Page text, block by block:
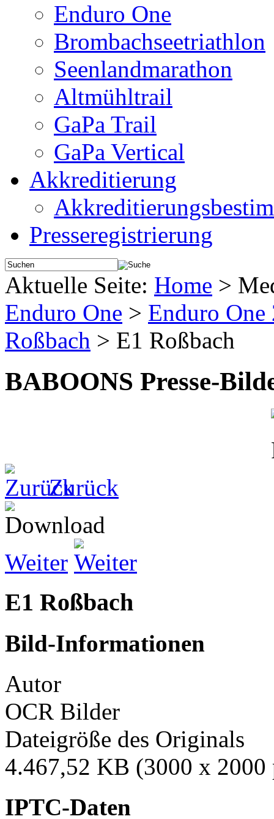
Enduro One
Brombachseetriathlon
Seenlandmarathon
Altmühltrail
GaPa Trail
GaPa Vertical
Akkreditierung
Presseregistrierung
Aktuelle Seite: Home >
Enduro One > Enduro One
Roßbach > E1 Roßbach
BABOONS Presse-
Zurück
Weiter
E1 Roßbach
Bild-Informationen
Autor
OCR Bilder
Dateigröße des Originals
4.467,52 KB (3000 x 2000
IPTC-Daten